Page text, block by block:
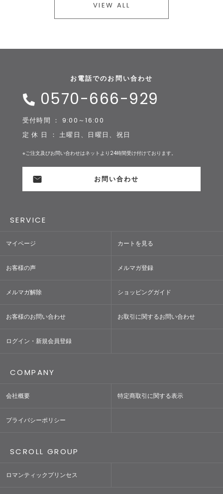
VIEW ALL
お電話でのお問い合わせ
0570-666-929
受付時間 ： 9:00～16:00
定 休 日 ： 土曜日、日曜日、祝日
※ご注文及びお問い合わせはネットより24時間受け付けております。
お問い合わせ
SERVICE
マイページ カートを見る
お客様の声 メルマガ登録
メルマガ解除 ショッピングガイド
お客様のお問い合わせ お取引に関するお問い合わせ
ログイン・新規会員登録
COMPANY
会社概要 特定商取引に関する表示
プライバシーポリシー
SCROLL GROUP
ロマンティックプリンセス